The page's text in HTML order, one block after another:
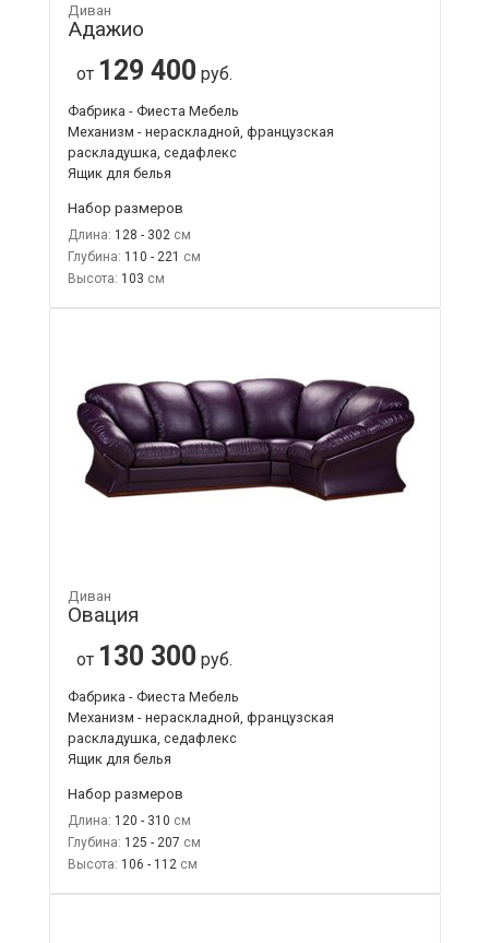
Диван
Адажио
от 129 400 руб.
Фабрика - Фиеста Мебель
Механизм - нераскладной, французская
раскладушка, седафлекс
Ящик для белья
Набор размеров
Длина: 128 - 302
Глубина: 110 - 221
Высота: 103
Диван
Овация
от 130 300 руб.
Фабрика - Фиеста Мебель
Механизм - нераскладной, французская
раскладушка, седафлекс
Ящик для белья
Набор размеров
Длина: 120 - 310
Глубина: 125 - 207
Высота: 106 - 112